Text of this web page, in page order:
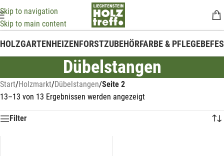
Skip to navigation
Skip to main content
HOLZGARTENHEIZENFORSTZUBEHÖRFARBE & PFLEGE
Dübelstangen
Start/Holzmarkt/Dübelstangen/Seite 2
13–13 von 13 Ergebnissen werden angezeigt
Filter